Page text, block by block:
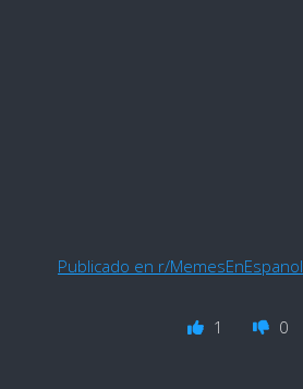
Publicado en r/MemesEnEspanol
1 0